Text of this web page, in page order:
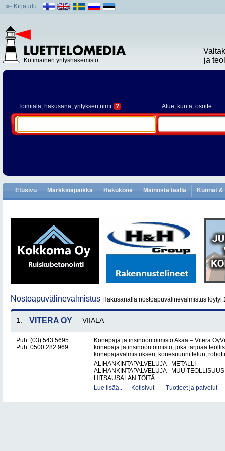
Kirjaudu
Kotimainen yrityshakemisto
ja
Toimiala, hakusana, yrityksen nimi ? Alue, kunta, osoite
Etusivu Markkinapaikka Hakukone Mainosta täällä Kunnat
Nostoapuvälinevalmistus Hakusanalla nostoapuvälinevalmistus löytyi
1. VITERA OY VIIALA
Puh. (03) 543 5695
Puh. 0500 282 969
Konepaja ja insinööritoimisto Akaa – Vitera
konepaja ja insinööritoimisto, joka tarjoaa
konepajavalmistuksen, konesuunnittelun,
ALIHANKINTAPALVELUJA - METALLI
ALIHANKINTAPALVELUJA - MUU TEOLLISUUS
HITSAUSALAN TÖITÄ..
Lue lisää..
Kotisivut Tuotteet ja palvelut